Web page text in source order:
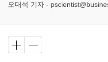
오대석 기자 -